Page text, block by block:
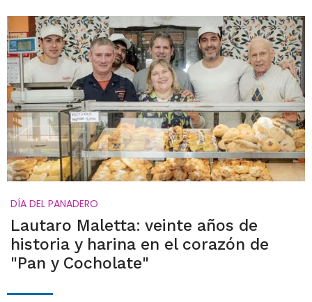
DÍA DEL PANADERO
Lautaro Maletta: veinte años de
historia y harina en el corazón de
"Pan y Cocholate"